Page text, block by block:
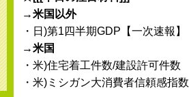
→米国以外
・日)第1四半期GDP【一次速報】
→米国
・米)住宅着工件数/建設許可件数
・米)ミシガン大消費者信頼感指数